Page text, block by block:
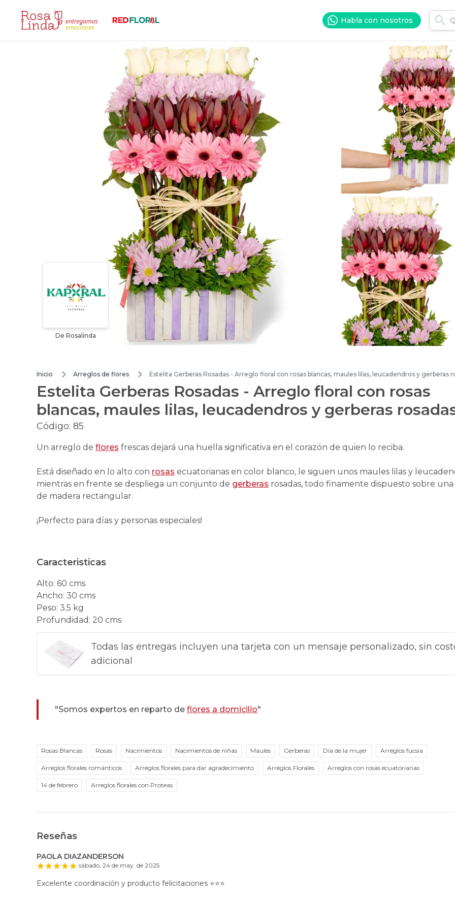
Habla con nosotros
De Rosalinda
Inicio Arreglos de flores Estelita Gerberas Rosadas - Arreglo floral con rosas blancas, maules lilas, leucadendros y gerberas
Estelita Gerberas Rosadas - Arreglo floral con rosas
blancas, maules lilas, leucadendros y gerberas
Código: 85
Un arreglo de flores frescas dejará una huella significativa en el corazón de quien lo reciba.
Está diseñado en lo alto con rosas ecuatorianas en color blanco, le siguen unos maules lilas y
mientras en frente se despliega un conjunto de gerberas rosadas, todo finamente dispuesto sobre una
de madera rectangular.
¡Perfecto para días y personas especiales!
Caracteristicas
Alto: 60 cms
Ancho: 30 cms
Peso: 3.5 kg
Profundidad : 20 cms
Todas las entregas incluyen una tarjeta con un mensaje personalizado, sin
adicional
"Somos expertos en reparto de flores a domicilio"
Rosas Blancas Rosas Nacimientos Nacimientos de niñas Maules Gerberas Día de la mujer Arreglos fucsia
Arreglos florales románticos Arreglos florales para dar agradecimiento Arreglos Florales Arreglos con rosas ecuatorianas
14 de febrero Arreglos florales con Proteas
Reseñas
PAOLA DIAZANDERSON
sábado, 24 de may. de 2025
Excelente coordinación y producto felicitaciones ⭐️⭐️⭐️